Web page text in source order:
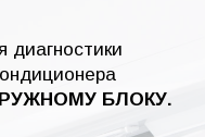
диагностики
БЛОКУ.